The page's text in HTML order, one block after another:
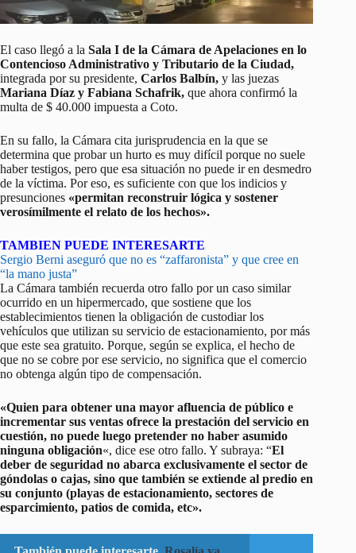
El caso llegó a la Sala I de la Cámara de Apelaciones en lo
Contencioso Administrativo y Tributario de la Ciudad,
integrada por su presidente, Carlos Balbín, y las juezas
Mariana Díaz y Fabiana Schafrik, que ahora confirmó la
multa de $ 40.000 impuesta a Coto.
En su fallo, la Cámara cita jurisprudencia en la que se
determina que probar un hurto es muy difícil porque no suele
haber testigos, pero que esa situación no puede ir en desmedro
de la víctima. Por eso, es suficiente con que los indicios y
presunciones «permitan reconstruir lógica y sostener
verosímilmente el relato de los hechos».
TAMBIEN PUEDE INTERESARTE
Sergio Berni aseguró que no es “zaffaronista” y que cree en
“la mano justa”
La Cámara también recuerda otro fallo por un caso similar
ocurrido en un hipermercado, que sostiene que los
establecimientos tienen la obligación de custodiar los
vehículos que utilizan su servicio de estacionamiento, por más
que este sea gratuito. Porque, según se explica, el hecho de
que no se cobre por ese servicio, no significa que el comercio
no obtenga algún tipo de compensación.
«Quien para obtener una mayor afluencia de público e
incrementar sus ventas ofrece la prestación del servicio en
cuestión, no puede luego pretender no haber asumido
ninguna obligación«, dice ese otro fallo. Y subraya: “El
deber de seguridad no abarca exclusivamente el sector de
góndolas o cajas, sino que también se extiende al predio en
su conjunto (playas de estacionamiento, sectores de
esparcimiento, patios de comida, etc».